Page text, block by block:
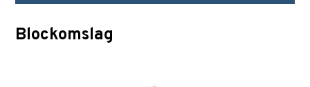
Blockomslag